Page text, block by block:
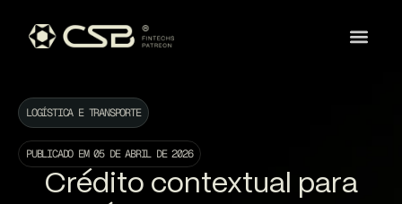
LOGÍSTICA E TRANSPORTE
PUBLICADO EM 05 DE ABRIL DE 2026
Crédito contextual para